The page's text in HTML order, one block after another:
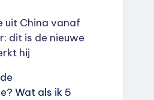
uit China vanaf
dit is de nieuwe
hij
Wat als ik 5